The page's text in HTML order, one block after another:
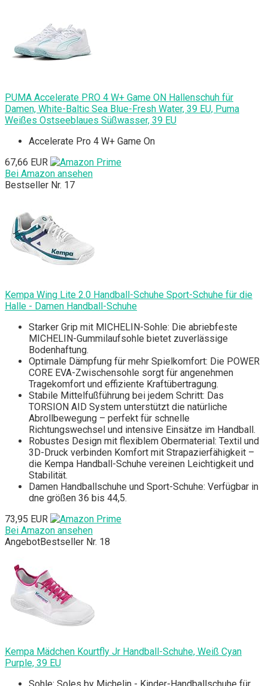
PUMA Accelerate PRO 4 W+ Game ON Hallenschuh für
Damen, White-Baltic Sea Blue-Fresh Water, 39 EU, Puma
Weißes Ostseeblaues Süßwasser, 39 EU
Accelerate Pro 4 W+ Game On
67,66 EUR
Bei Amazon ansehen
Bestseller Nr. 17
Kempa Wing Lite 2.0 Handball-Schuhe Sport-Schuhe für die
Halle - Damen Handball-Schuhe
Starker Grip mit MICHELIN-Sohle: Die abriebfeste
MICHELIN-Gummilaufsohle bietet zuverlässige
Bodenhaftung.
Optimale Dämpfung für mehr Spielkomfort: Die POWER
CORE EVA-Zwischensohle sorgt für angenehmen
Tragekomfort und effiziente Kraftübertragung.
Stabile Mittelfußführung bei jedem Schritt: Das
TORSION AID System unterstützt die natürliche
Abrollbewegung – perfekt für schnelle
Richtungswechsel und intensive Einsätze im Handball.
Robustes Design mit flexiblem Obermaterial: Textil und
3D-Druck verbinden Komfort mit Strapazierfähigkeit –
die Kempa Handball-Schuhe vereinen Leichtigkeit und
Stabilität.
Damen Handballschuhe und Sport-Schuhe: Verfügbar in
dne größen 36 bis 44,5.
73,95 EUR
Bei Amazon ansehen
AngebotBestseller Nr. 18
Kempa Mädchen Kourtfly Jr Handball-Schuhe, Weiß Cyan
Purple, 39 EU